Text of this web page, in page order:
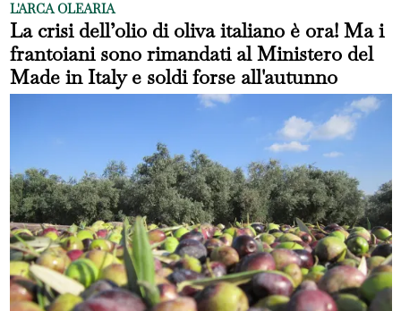
L'ARCA OLEARIA
La crisi dell’olio di oliva italiano è ora! Ma i
frantoiani sono rimandati al Ministero del
Made in Italy e soldi forse all'autunno